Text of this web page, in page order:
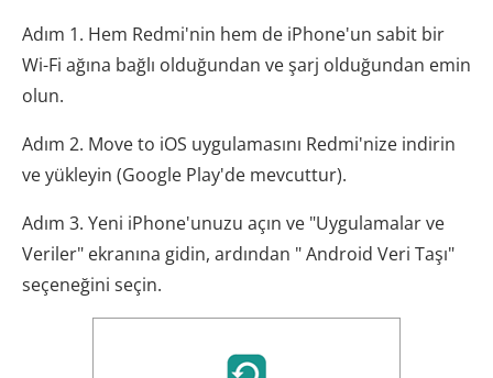
Adım 1. Hem Redmi'nin hem de iPhone'un sabit bir
Wi-Fi ağına bağlı olduğundan ve şarj olduğundan emin
olun.
Adım 2. Move to iOS uygulamasını Redmi'nize indirin
ve yükleyin (Google Play'de mevcuttur).
Adım 3. Yeni iPhone'unuzu açın ve "Uygulamalar ve
Veriler" ekranına gidin, ardından " Android Veri Taşı"
seçeneğini seçin.